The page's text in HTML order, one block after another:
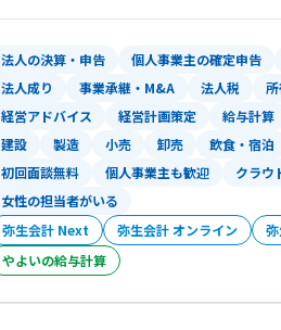
■電話・メール
用し、
柔軟かつ迅速
■「経理担当者
可能です。
法人の決算・申告 個人事業主の確定申告
法人成り
事業承継・M&A 法人税
経営アドバイス
経営計画策定 給与計算
建設 製造 小売 卸売 飲食・宿泊
初回面談無料 個人事業主も歓迎 クラウ
女性の担当者がいる
弥生会計 Next 弥生会計 オンライン
やよいの給与計算